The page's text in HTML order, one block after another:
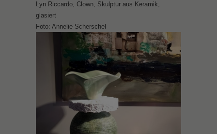
Lyn Riccardo, Clown, Skulptur aus Keramik,
glasiert
Foto: Annelie Scherschel